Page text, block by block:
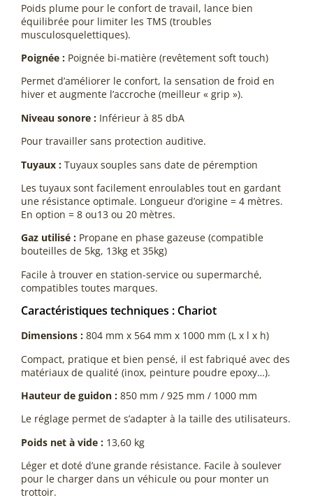
Poids plume pour le confort de travail, lance bien
équilibrée pour limiter les TMS (troubles
musculosquelettiques).
Poignée : Poignée bi-matière (revêtement soft touch)
Permet d’améliorer le confort, la sensation de froid en
hiver et augmente l’accroche (meilleur « grip »).
Niveau sonore : Inférieur à 85 dbA
Pour travailler sans protection auditive.
Tuyaux : Tuyaux souples sans date de péremption
Les tuyaux sont facilement enroulables tout en gardant
une résistance optimale. Longueur d’origine = 4 mètres.
En option = 8 ou13 ou 20 mètres.
Gaz utilisé : Propane en phase gazeuse (compatible
bouteilles de 5kg, 13kg et 35kg)
Facile à trouver en station-service ou supermarché,
compatibles toutes marques.
Caractéristiques techniques : Chariot
Dimensions : 804 mm x 564 mm x 1000 mm (L x l x h)
Compact, pratique et bien pensé, il est fabriqué avec des
matériaux de qualité (inox, peinture poudre epoxy…).
Hauteur de guidon : 850 mm / 925 mm / 1000 mm
Le réglage permet de s’adapter à la taille des utilisateurs.
Poids net à vide : 13,60 kg
Léger et doté d’une grande résistance. Facile à soulever
pour le charger dans un véhicule ou pour monter un
trottoir.